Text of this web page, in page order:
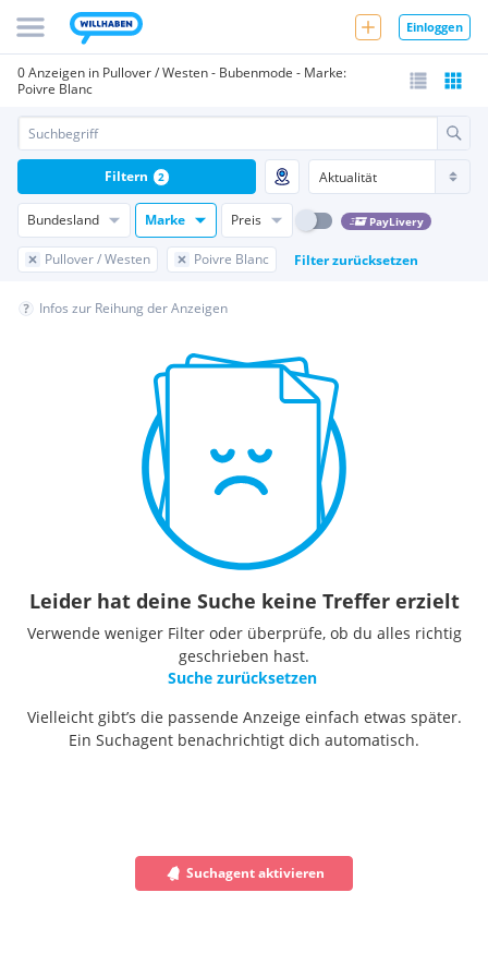
Einloggen
0 Anzeigen in Pullover / Westen - Bubenmode - Marke:
Poivre Blanc
Bundesland Marke Preis PayLivery
Pullover / Westen Poivre Blanc Filter zurücksetzen
Filtern 2
Infos zur Reihung der Anzeigen
Leider hat deine Suche keine Treffer erzielt
Verwende weniger Filter oder überprüfe, ob du alles richtig
geschrieben hast.
Suche zurücksetzen
Vielleicht gibt’s die passende Anzeige einfach etwas später.
Ein Suchagent benachrichtigt dich automatisch.
Suchagent aktivieren